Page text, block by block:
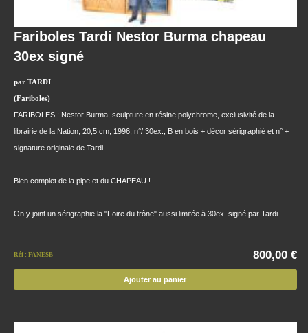
Fariboles Tardi Nestor Burma chapeau
30ex signé
par TARDI
(Fariboles)
FARIBOLES : Nestor Burma, sculpture en résine polychrome, exclusivité de la
librairie de la Nation, 20,5 cm, 1996, n°/ 30ex., B en bois + décor sérigraphié et n° +
signature originale de Tardi.
Bien complet de la pipe et du CHAPEAU !
On y joint un sérigraphie la "Foire du trône" aussi limitée à 30ex. signé par Tardi.
Réf : FANESB 800,00 €
Ajouter au panier